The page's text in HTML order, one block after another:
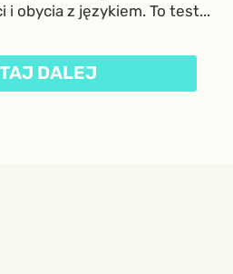
i obycia z językiem. To test...
DALEJ